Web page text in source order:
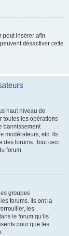
peut insérer afin
désactiver cette
haut niveau de
toutes les opérations
bannissement
modérateurs, etc. Ils
des forums. Tout ceci
forum.
groupes
forums. Ils ont la
les
le forum qu’ils
pour que les